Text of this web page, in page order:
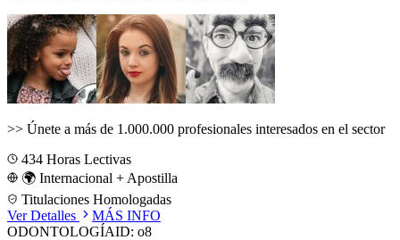
>> Únete a más de 1.000.000 profesionales interesados en el sector
434 Horas Lectivas
🌍 Internacional + Apostilla
Titulaciones Homologadas
Ver Detalles
MÁS INFO
ODONTOLOGÍAID: o8